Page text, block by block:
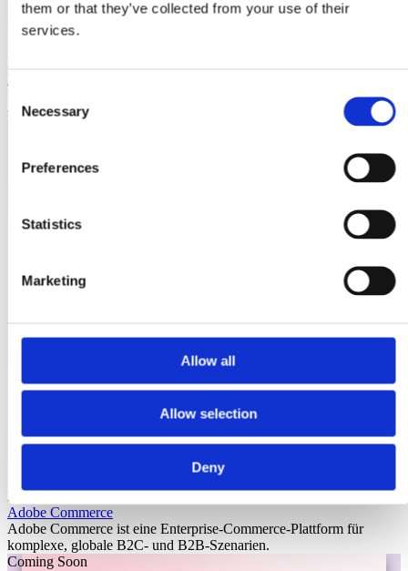
them or that they’ve collected from your use of their
services.
Consent
Selection
Necessary
Preferences
Statistics
Marketing
Allow all
Allow selection
Deny
Laioutr
Emporix
Emporix ist eine composable, API-first Commerce-Plattform für
skalierbare B2B- und B2C-Szenarien.
Laioutr
Adobe Commerce
Adobe Commerce ist eine Enterprise-Commerce-Plattform für
komplexe, globale B2C- und B2B-Szenarien.
Coming Soon